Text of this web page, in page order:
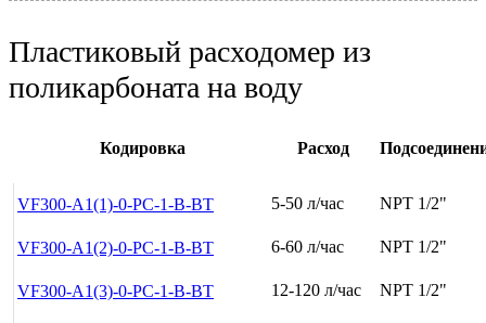
Пластиковый расходомер из
поликарбоната на воду
Кодировка Расход
VF300-A1(1)-0-PC-1-B-BT 5-50 л/час NPT 1/2"
VF300-A1(2)-0-PC-1-B-BT 6-60 л/час NPT 1/2"
VF300-A1(3)-0-PC-1-B-BT 12-120 л/час NPT 1/2"